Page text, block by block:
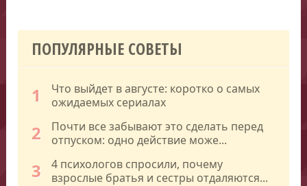
ПОПУЛЯРНЫЕ СОВЕТЫ
1
Что выйдет в августе: коротко о самых
ожидаемых сериалах
2
Почти все забывают это сделать перед
отпуском: одно действие може...
3
4 психологов спросили, почему
взрослые братья и сестры отдаляются...